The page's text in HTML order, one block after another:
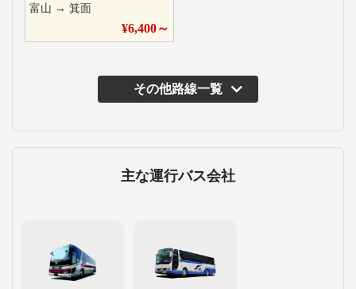
富山 → 箕面
¥6,400～
その他路線一覧
主な運行バス会社